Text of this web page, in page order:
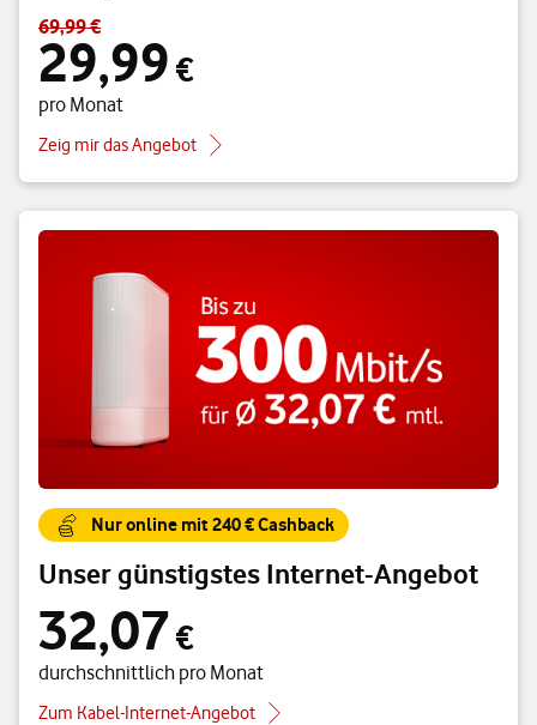
Standardpreis 69,99 € – Angebotspreis 29,99 € pro Monat
69,99 €
29,99 €
pro Monat
Zeig mir das Angebot
Nur online mit 240 € Cashback
Unser günstigstes Internet-Angebot
32,07 € durchschnittlich pro Monat
32,07€
durchschnittlich pro Monat
Zum Kabel-Internet-Angebot